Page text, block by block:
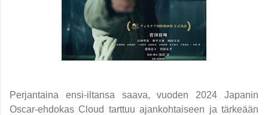
Perjantaina ensi-iltansa saava, vuoden 2024 Japanin
Oscar-ehdokas Cloud tarttuu ajankohtaiseen ja tärkeään